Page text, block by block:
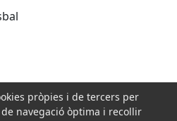
pròpies i de tercers per
navegació òptima i recollir